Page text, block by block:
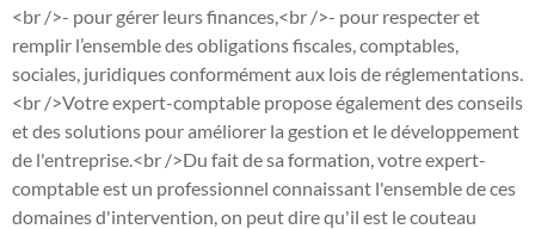
<br />- pour gérer leurs finances,<br />- pour respecter et
remplir l’ensemble des obligations fiscales, comptables,
sociales, juridiques conformément aux lois de réglementations.
<br />Votre expert-comptable propose également des conseils
et des solutions pour améliorer la gestion et le développement
de l'entreprise.<br />Du fait de sa formation, votre expert-
comptable est un professionnel connaissant l'ensemble de ces
domaines d'intervention, on peut dire qu'il est le couteau